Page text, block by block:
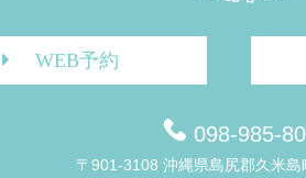
WEB予約
098-985-
〒901-3108 沖縄県島尻郡久米